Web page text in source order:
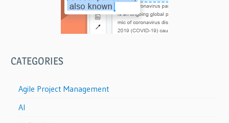
CATEGORIES
Agile Project Management
AI